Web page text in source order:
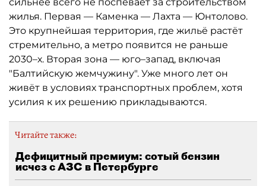
жилья. Первая — Каменка — Лахта — Юнтолово.
Это крупнейшая территория, где жильё растёт
стремительно, а метро появится не раньше
2030–х. Вторая зона — юго–запад, включая
"Балтийскую жемчужину". Уже много лет он
живёт в условиях транспортных проблем, хотя
усилия к их решению прикладываются.
Читайте также:
Дефицитный премиум: сотый бензин
исчез с АЗС в Петербурге